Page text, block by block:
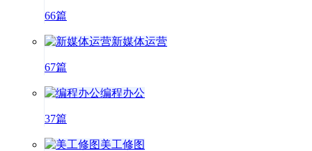
66篇
新媒体运营
67篇
编程办公
37篇
美工修图